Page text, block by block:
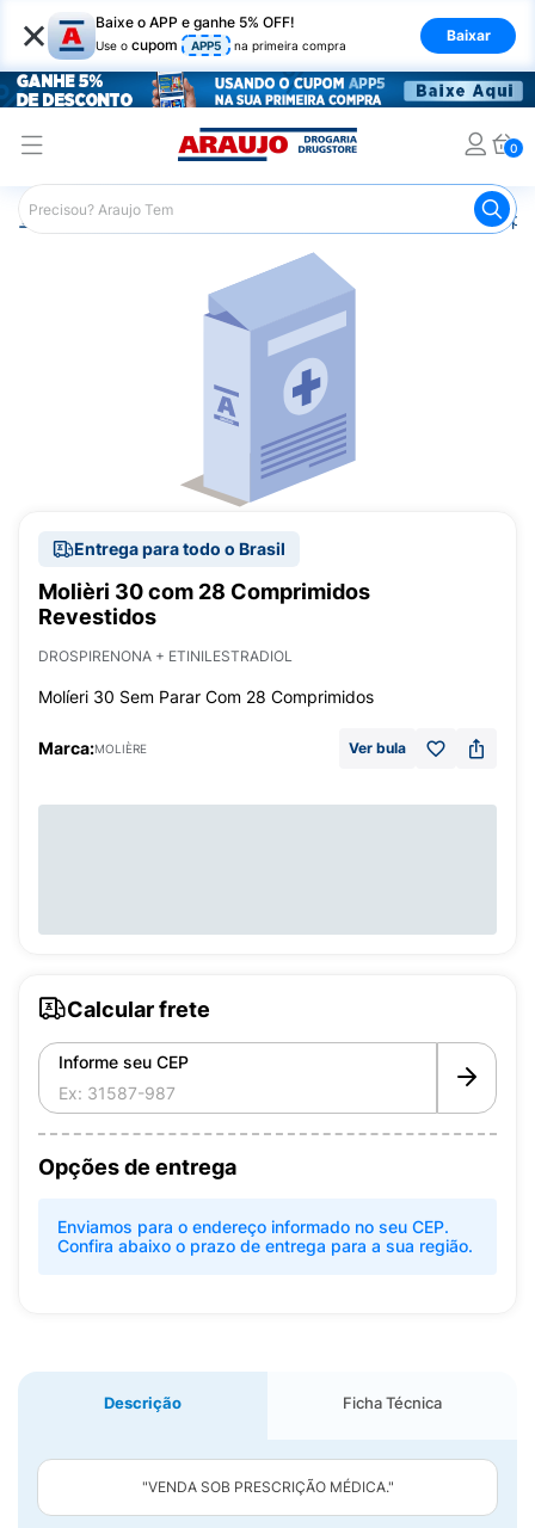
× Baixe o APP e ganhe 5% OFF!
Use o cupom APP5 na primeira compra
Baixar
0
Araujo Medicamentos
Entrega para todo o Brasil
Molièri 30 com 28 Comprimidos
Revestidos
DROSPIRENONA + ETINILESTRADIOL
Molíeri 30 Sem Parar Com 28 Comprimidos
Marca:MOLIÈRE Ver bula
Calcular frete
Informe seu CEP
Opções de entrega
Enviamos para o endereço informado no seu CEP.
Confira abaixo o prazo de entrega para a sua região.
Descrição Ficha Técnica
"VENDA SOB PRESCRIÇÃO MÉDICA."